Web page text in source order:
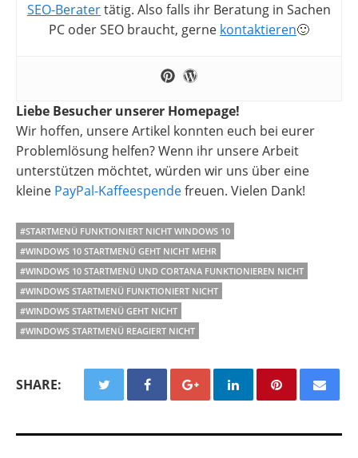
SEO-Beratertätig. Also falls ihr Beratung in Sachen
PC oder SEO braucht, gerne kontaktieren🙂
Liebe Besucher unserer Homepage!
Wir hoffen, unsere Artikel konnten euch bei eurer
Problemlösung helfen? Wenn ihr unsere Arbeit
unterstützen möchtet, würden wir uns über eine
kleine PayPal-Kaffeespendefreuen. Vielen Dank!
#STARTMENÜ FUNKTIONIERT NICHT WINDOWS 10
#WINDOWS 10 STARTMENÜ GEHT NICHT MEHR
#WINDOWS 10 STARTMENÜ UND CORTANA FUNKTIONIEREN NICHT
#WINDOWS STARTMENÜ FUNKTIONIERT NICHT
#WINDOWS STARTMENÜ GEHT NICHT
#WINDOWS STARTMENÜ REAGIERT NICHT
SHARE: